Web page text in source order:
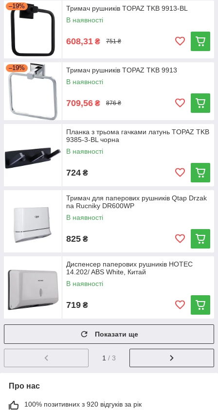
–19%
Тримач рушників TOPAZ TKB 9913-BL
В наявності
608,31 ₴ 751 ₴
–19%
Тримач рушників TOPAZ TKB 9913
В наявності
709,56 ₴ 876 ₴
Планка з трьома гачками латунь TOPAZ TKB
9385-3-BL чорна
В наявності
724 ₴
Тримач для паперових рушників Qtap Drzak
na Rucniky DR600WP
В наявності
825 ₴
Диспенсер паперових рушників HOTEC
14.202/ ABS White, Китай
В наявності
719 ₴
Показати ще
1 / 3
Про нас
100% позитивних з 920 відгуків за рік